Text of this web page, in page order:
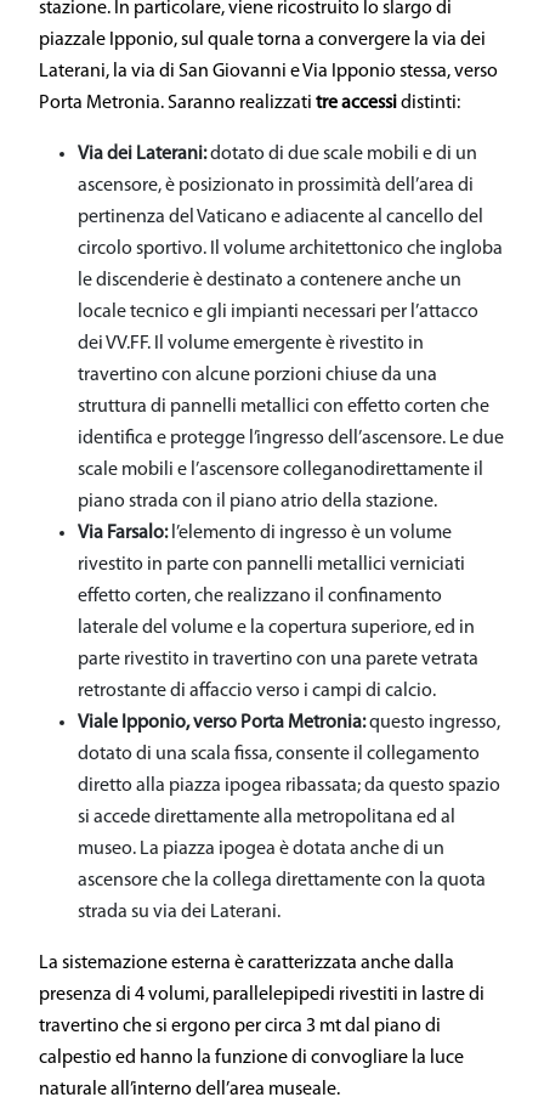
stazione. In particolare, viene ricostruito lo slargo di
piazzale Ipponio, sul quale torna a convergere la via dei
Laterani, la via di San Giovanni e Via Ipponio stessa, verso
Porta Metronia. Saranno realizzati tre accessidistinti:
Via dei Laterani:dotato di due scale mobili e di un
ascensore, è posizionato in prossimità dell’area di
pertinenza del Vaticano e adiacente al cancello del
circolo sportivo. Il volume architettonico che ingloba
le discenderie è destinato a contenere anche un
locale tecnico e gli impianti necessari per l’attacco
dei VV.FF. Il volume emergente è rivestito in
travertino con alcune porzioni chiuse da una
struttura di pannelli metallici con effetto corten che
identifica e protegge l’ingresso dell’ascensore. Le due
scale mobili e l’ascensore colleganodirettamente il
piano strada con il piano atrio della stazione.
Via Farsalo: l’elemento di ingresso è un volume
rivestito in parte con pannelli metallici verniciati
effetto corten, che realizzano il confinamento
laterale del volume e la copertura superiore, ed in
parte rivestito in travertino con una parete vetrata
retrostante di affaccio verso i campi di calcio.
Viale Ipponio, verso Porta Metronia:questo ingresso,
dotato di una scala fissa, consente il collegamento
diretto alla piazza ipogea ribassata; da questo spazio
si accede direttamente alla metropolitana ed al
museo. La piazza ipogea è dotata anche di un
ascensore che la collega direttamente con la quota
strada su via dei Laterani.
La sistemazione esterna è caratterizzata anche dalla
presenza di 4 volumi, parallelepipedi rivestiti in lastre di
travertino che si ergono per circa 3 mt dal piano di
calpestio ed hanno la funzione di convogliare la luce
naturale all’interno dell’area museale.